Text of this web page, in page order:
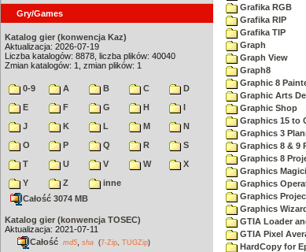
Gry/Games
Katalog gier (konwencja Kaz)
Aktualizacja: 2026-07-19
Liczba katalogów: 8878, liczba plików: 40040
Zmian katalogów: 1, zmian plików: 1
0-9 A B C
D
E
F G H
I
J
K L M
N
O
P Q R
S
T
U V W
X
Y
Z
inne
Całość 3074 MB
Katalog gier (konwencja TOSEC)
Aktualizacja: 2021-07-11
Całość md5 sha (7-Zip TUGZip)
Grafika RGB
Grafika RIP
Grafika TIP
Graph
Graph View
Graph8
Graphic 8
Graphic Arts
Graphic Shop
Graphics 15 to
Graphics 3
Graphics 8 & 9
Graphics 8
Graphics
Graphics
Graphics
Graphics
GTIA Loader
GTIA Pixel
HardCopy for